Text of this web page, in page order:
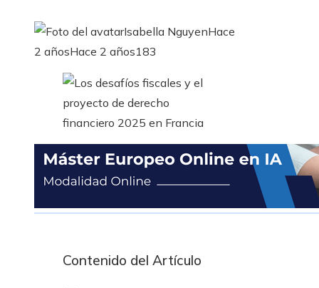
Isabella NguyenHace
2 añosHace 2 años183
Contenido del Artículo